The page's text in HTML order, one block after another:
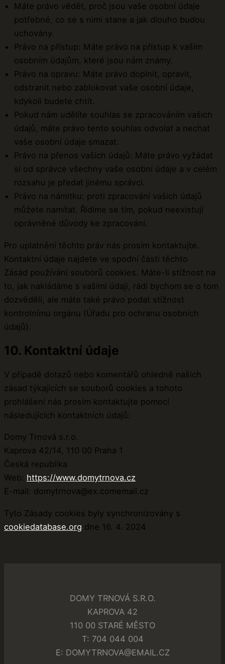
Máte právo vědět, proč jsou vaše osobní údaje
potřebné, co se s nimi stane a jak dlouho budou
uchovány.
Právo na přístup: Máte právo na přístup k vašim
osobním údajům, které jsou nám známy.
Právo na opravu: Máte právo doplnit, opravit,
odstranit nebo zablokovat vaše osobní údaje,
kdykoli budete chtít.
Pokud nám udělíte souhlas se zpracováním vašich
údajů, máte právo tento souhlas odvolat a nechat
vaše osobní údaje smazat.
Právo na přenos vašich údajů: Máte právo vyžádat
si od správce všechny vaše osobní údaje a v celém
rozsahu je předat jinému správci.
Právo na námitku: proti zpracování vašich údajů
můžete namítat. Řídíme se tím, pokud neexistují
oprávněné důvody ke zpracování.
Pro uplatnění těchto práv nás prosím kontaktujte.
Kontaktní údaje najdete ve spodní části těchto
Zásad používání souborů cookies. Máte-li stížnost na
to, jak nakládáme s vašimi údaji, rádi bychom se o tom
dozvěděli, ale máte také právo podat stížnost
kontrolnímu orgánu (Úřadu pro ochranu osobních
údajů).
10. Kontaktní údaje
V případě dotazů nebo komentářů ohledně našich
zásad týkajících se souborů cookies a tohoto
prohlášení nás prosím kontaktujte pomocí
následujících kontaktních údajů:
Domy Trnová s.r.o.
Kaprova 42/14, 110 00 Praha 1
Česká republika
Web: https://www.domytrnova.cz
E-mail: domytrnova@ex.comemail.cz
Tyto Zásady cookies byly synchronizovány s
cookiedatabase.org dne 16. 4. 2024
DOMY TRNOVÁ S.R.O.
KAPROVA 42
110 00 STARÉ MĚSTO
T: 704 044 004
E: DOMYTRNOVA@EMAIL.CZ